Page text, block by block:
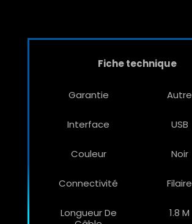
Fiche technique
Garantie Autre
Interface USB
Couleur Noir
Connectivité Filaire
Longueur De
1.8 M